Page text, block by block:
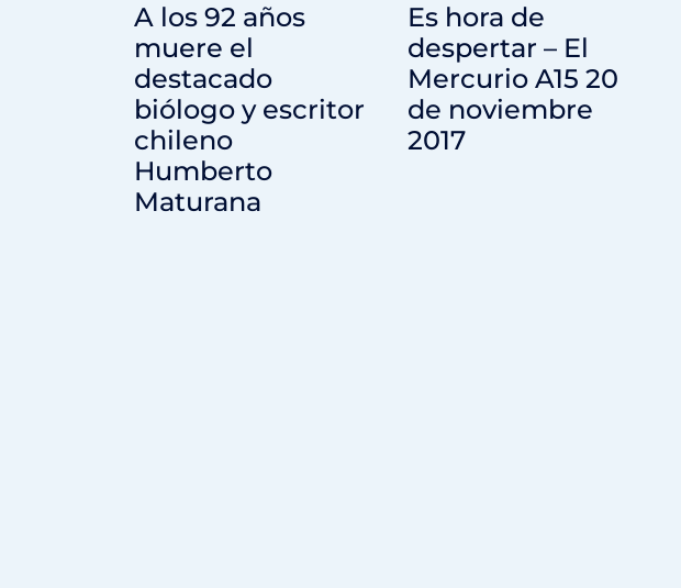
A los 92 años
muere el
destacado
biólogo y escritor
chileno
Humberto
Maturana
Es hora de
despertar – El
Mercurio A15 20
de noviembre
2017